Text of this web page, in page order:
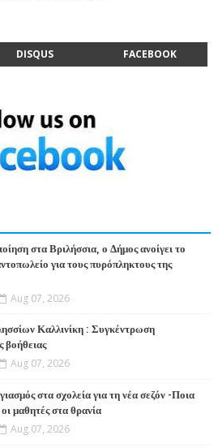
DISQUS FACEBOOK
στα Βριλήσσια, ο Δήμος ανοίγει το
για τους πυρόπληκτους της
Aug 07, 2026
Καλλινίκη : Συγκέντρωση
βοήθειας
Aug 07, 2026
στα σχολεία για τη νέα σεζόν -Ποια
μαθητές στα θρανία
Aug 07, 2026